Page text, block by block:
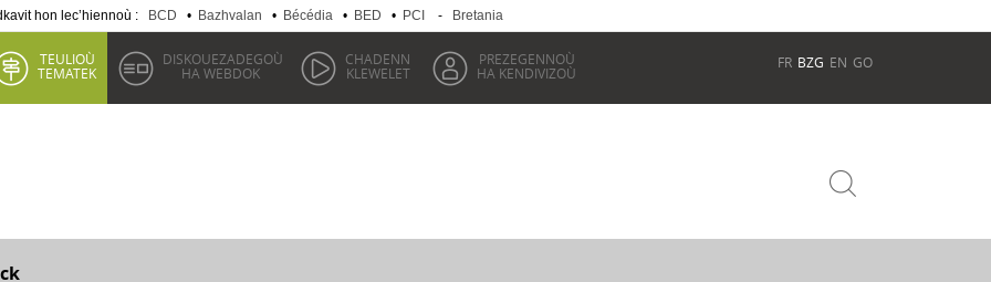
hon lec’hiennoù : BCD • Bazhvalan • Bécédia • BED • PCI - Bretania
TEULIOÙ
TEMATEK
DISKOUEZADEGOÙ
HA WEBDOK
CHADENN
KLEWELET
PREZEGENNOÙ
HA KENDIVIZOÙ
FR BZG EN GO